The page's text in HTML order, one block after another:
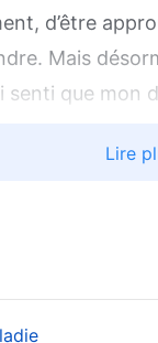
d’être
Mais
senti que
que
Ses
y
Lire